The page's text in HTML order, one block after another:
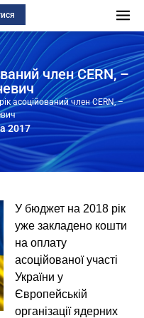
член CERN, –
асоційований член CERN, –
2017
У бюджет на 2018 рік
уже закладено кошти
на оплату
асоційованої участі
України у
Європейській
організації ядерних